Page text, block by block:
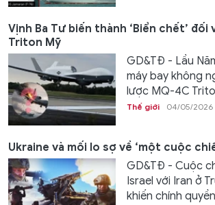
Vịnh Ba Tư biến thành ‘Biển chết’ đối
Triton Mỹ
GD&TĐ - Lầu
máy bay không
lược MQ-4C
Thế giới 04/05/2026
Ukraine và mối lo sợ về ‘một cuộc
GD&TĐ - Cuộc
Israel với Iran ở
khiến chính